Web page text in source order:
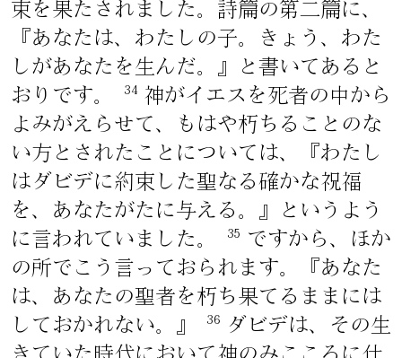
束を果たされました。詩篇の第二篇に、
『あなたは、わたしの子。きょう、わた
しがあなたを生んだ。』と書いてあると
おりです。
34 神がイエスを死者の中から
よみがえらせて、もはや朽ちることのな
い方とされたことについては、『わたし
はダビデに約束した聖なる確かな祝福
を、あなたがたに与える。』というよう
に言われていました。
35
ですから、ほか
の所でこう言っておられます。『あなた
は、あなたの聖者を朽ち果てるままには
しておかれない。』
36
ダビデは、その生